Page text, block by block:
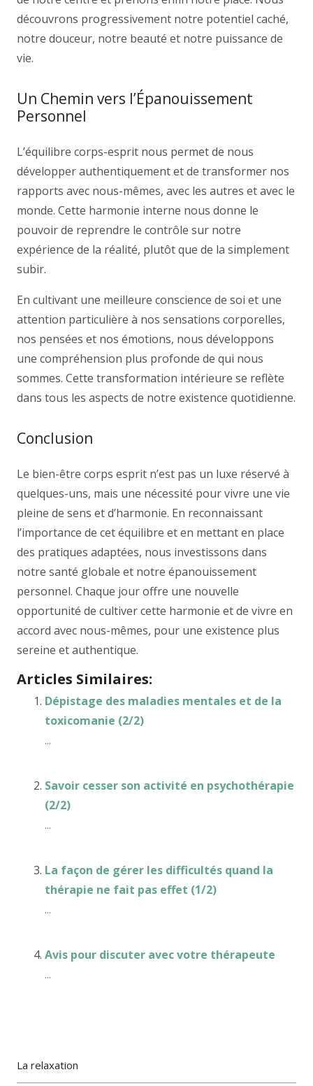
La relaxation
découvrons progressivement notre potentiel caché,
notre douceur, notre beauté et notre puissance de
vie.
Un Chemin vers l’Épanouissement
Personnel
L’équilibre corps-esprit nous permet de nous
développer authentiquement et de transformer nos
rapports avec nous-mêmes, avec les autres et avec le
monde. Cette harmonie interne nous donne le
pouvoir de reprendre le contrôle sur notre
expérience de la réalité, plutôt que de la simplement
subir.
En cultivant une meilleure conscience de soi et une
attention particulière à nos sensations corporelles,
nos pensées et nos émotions, nous développons
une compréhension plus profonde de qui nous
sommes. Cette transformation intérieure se reflète
dans tous les aspects de notre existence quotidienne.
Conclusion
Le bien-être corps esprit n’est pas un luxe réservé à
quelques-uns, mais une nécessité pour vivre une vie
pleine de sens et d’harmonie. En reconnaissant
l’importance de cet équilibre et en mettant en place
des pratiques adaptées, nous investissons dans
notre santé globale et notre épanouissement
personnel. Chaque jour offre une nouvelle
opportunité de cultiver cette harmonie et de vivre en
accord avec nous-mêmes, pour une existence plus
sereine et authentique.
Articles Similaires:
Dépistage des maladies mentales et de la
toxicomanie (2/2)
...
Savoir cesser son activité en psychothérapie
(2/2)
...
La façon de gérer les difficultés quand la
thérapie ne fait pas effet (1/2)
...
Avis pour discuter avec votre thérapeute
...